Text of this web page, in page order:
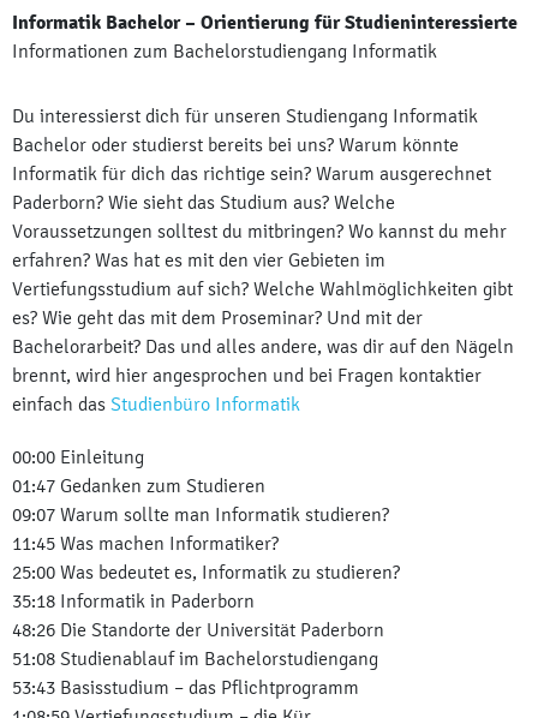
Informatik Bachelor – Orientierung für Studieninteressierte
Informationen zum Bachelorstudiengang Informatik
Du interessierst dich für unseren Studiengang Informatik
Bachelor oder studierst bereits bei uns? Warum könnte
Informatik für dich das richtige sein? Warum ausgerechnet
Paderborn? Wie sieht das Studium aus? Welche
Voraussetzungen solltest du mitbringen? Wo kannst du mehr
erfahren? Was hat es mit den vier Gebieten im
Vertiefungsstudium auf sich? Welche Wahlmöglichkeiten gibt
es? Wie geht das mit dem Proseminar? Und mit der
Bachelorarbeit? Das und alles andere, was dir auf den Nägeln
brennt, wird hier angesprochen und bei Fragen kontaktier
einfach das Studienbüro Informatik
00:00 Einleitung
01:47 Gedanken zum Studieren
09:07 Warum sollte man Informatik studieren?
11:45 Was machen Informatiker?
25:00 Was bedeutet es, Informatik zu studieren?
35:18 Informatik in Paderborn
48:26 Die Standorte der Universität Paderborn
51:08 Studienablauf im Bachelorstudiengang
53:43 Basisstudium – das Pflichtprogramm